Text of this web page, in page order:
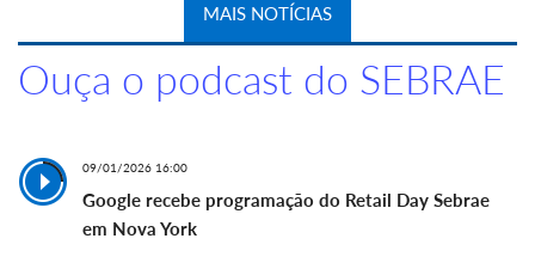
MAIS NOTÍCIAS
Ouça o podcast do SEBRAE
09/01/2026 16:00
Google recebe programação do Retail Day Sebrae
em Nova York